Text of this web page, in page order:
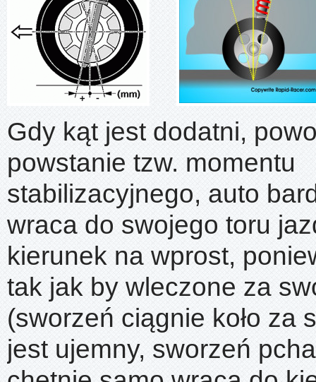
Gdy kąt jest dodatni,
powstanie tzw. momentu
stabilizacyjnego, auto
wraca do swojego toru
kierunek na wprost,
tak jak by wleczone za
(sworzeń ciągnie koło za
jest ujemny, sworzeń